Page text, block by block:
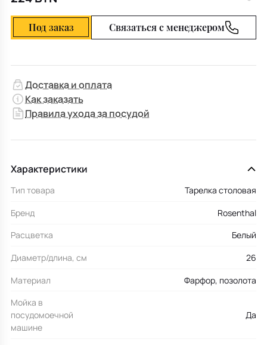
Под заказ Связаться с менеджером
Доставка и оплата
Как заказать
Правила ухода за посудой
Характеристики
Тип товара
Тарелка столовая
Бренд
Rosenthal
Расцветка
Белый
Диаметр/длина, см
26
Материал
Фарфор, позолота
Мойка в
посудомоечной
машине
Да